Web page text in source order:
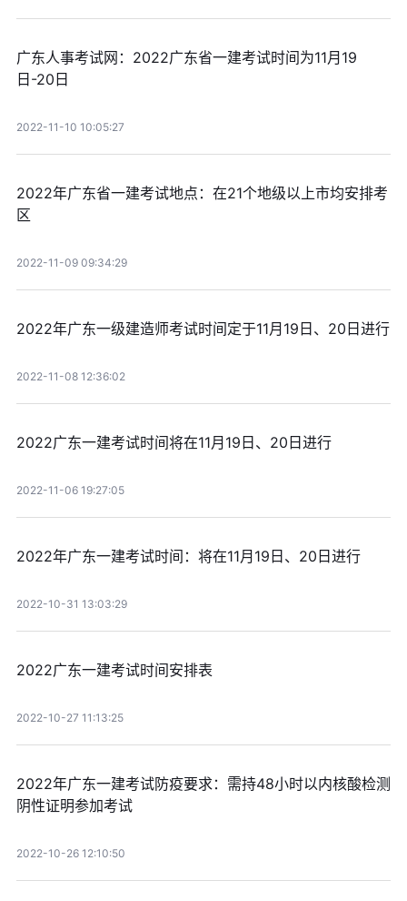
广东人事考试网：2022广东省一建考试时间为11月19
日-20日
2022-11-10 10:05:27
2022年广东省一建考试地点：在21个地级以上市均安排考
区
2022-11-09 09:34:29
2022年广东一级建造师考试时间定于11月19日、20日进行
2022-11-08 12:36:02
2022广东一建考试时间将在11月19日、20日进行
2022-11-06 19:27:05
2022年广东一建考试时间：将在11月19日、20日进行
2022-10-31 13:03:29
2022广东一建考试时间安排表
2022-10-27 11:13:25
2022年广东一建考试防疫要求：需持48小时以内核酸检测
阴性证明参加考试
2022-10-26 12:10:50